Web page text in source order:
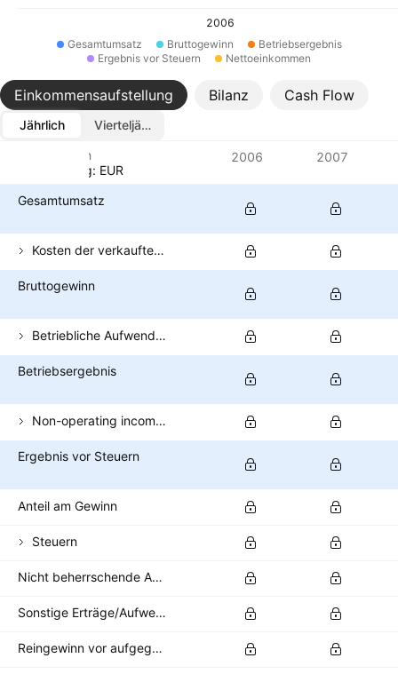
2006
Gesamtumsatz
Bruttogewinn
Betriebsergebnis
Ergebnis vor Steuern
Nettoeinkommen
Einkommensaufstellung Bilanz Cash Flow
Jährlich
Vierteljährlich
Metriken
Währung: EUR
2006 2007
Gesamtumsatz
Kosten der verkauften Güter
Bruttogewinn
Betriebliche Aufwendungen (exkl. COGS)
Betriebsergebnis
Non-operating income (total)
Ergebnis vor Steuern
Anteil am Gewinn
Steuern
Nicht beherrschende Anteile/Minderheitsanteile
Sonstige Erträge/Aufwendungen nach Steuern
Reingewinn vor aufgegebenen Geschäftsbereichen